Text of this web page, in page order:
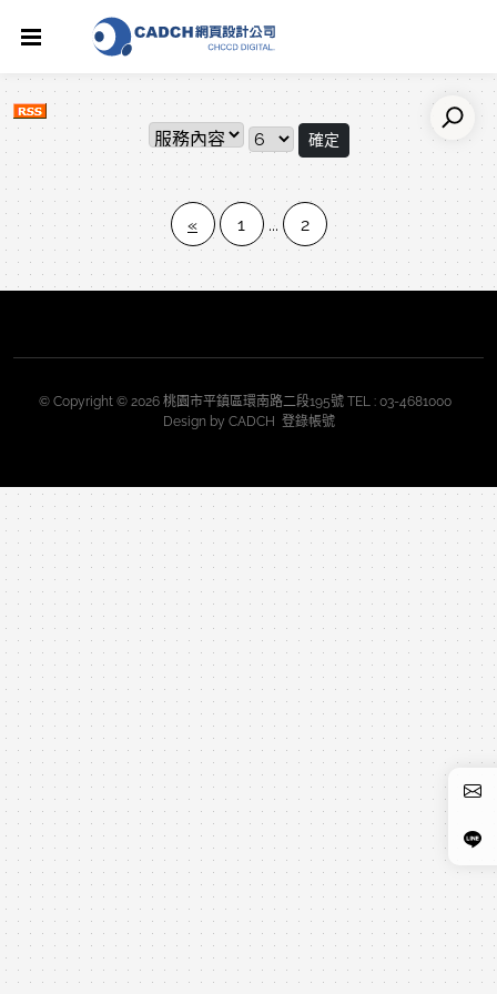
確定
« 1 ... 2
© Copyright © 2026 桃園市平鎮區環南路二段195號 TEL : 03-4681000
Design by CADCH 登錄帳號